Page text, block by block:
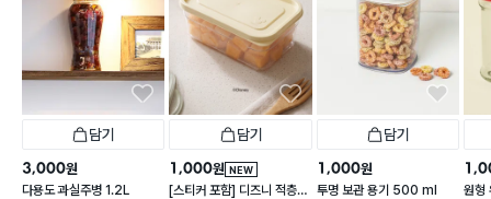
담기
3,000원
다용도 과실주병 1.2L
담기
NEW
1,000원
[스티커 포함] 디즈니 적층
담기
1,000원
투명 보관 용기 500 ml
원형